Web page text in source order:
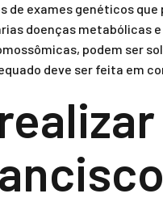
de exames genéticos
doenças metabólicas
podem ser
deve ser feita em